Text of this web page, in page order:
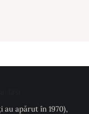
au apărut în 1970),